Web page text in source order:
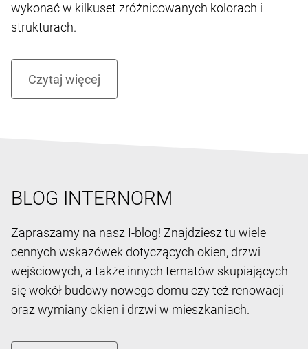
wykonać w kilkuset zróżnicowanych kolorach i
strukturach.
BLOG INTERNORM
Zapraszamy na nasz I-blog! Znajdziesz tu wiele
cennych wskazówek dotyczących okien, drzwi
wejściowych, a także innych tematów skupiających
się wokół budowy nowego domu czy też renowacji
oraz wymiany okien i drzwi w mieszkaniach.